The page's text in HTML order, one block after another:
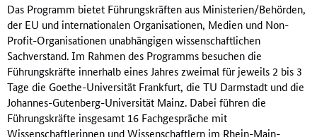
Das Programm bietet Führungskräften aus Ministerien/Behörden,
der EU und internationalen Organisationen, Medien und Non-
Profit-Organisationen unabhängigen wissenschaftlichen
Sachverstand. Im Rahmen des Programms besuchen die
Führungskräfte innerhalb eines Jahres zweimal für jeweils 2 bis 3
Tage die Goethe-Universität Frankfurt, die TU Darmstadt und die
Johannes-Gutenberg-Universität Mainz. Dabei führen die
Führungskräfte insgesamt 16 Fachgespräche mit
Wissenschaftlerinnen und Wissenschaftlern im Rhein-Main-